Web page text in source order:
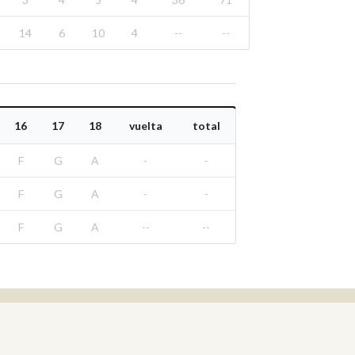
14 6 10 4 -- --
16 17 18 vuelta total
F G A - -
F G A - -
F G A -- --